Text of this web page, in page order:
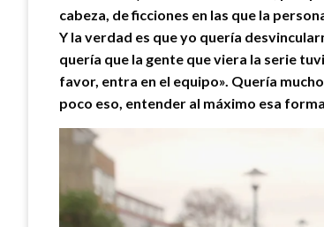
cabeza, de ficciones en las que la
Y la verdad es que yo quería
quería que la gente que viera la serie
favor, entra en el equipo». Quería
poco eso, entender al máximo esa